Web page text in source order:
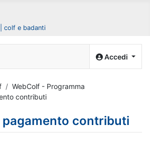
colf e badanti
Accedi
WebColf - Programma
contributi
pagamento contributi